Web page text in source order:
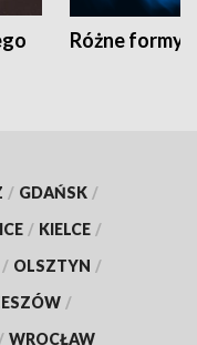
Różne formy
/ GDAŃSK /
/ KIELCE /
/ OLSZTYN /
/
/ WROCŁAW